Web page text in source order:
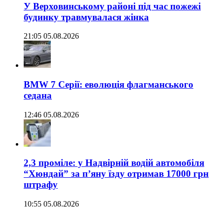
У Верховинському районі під час пожежі
будинку травмувалася жінка
21:05 05.08.2026
BMW 7 Серії: еволюція флагманського
седана
12:46 05.08.2026
2,3 проміле: у Надвірній водій автомобіля
“Хюндай” за п’яну їзду отримав 17000 грн
штрафу
10:55 05.08.2026